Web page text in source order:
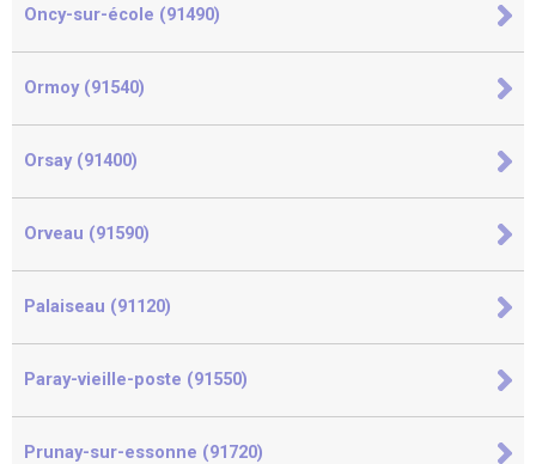
Oncy-sur-école (91490)
Ormoy (91540)
Orsay (91400)
Orveau (91590)
Palaiseau (91120)
Paray-vieille-poste (91550)
Prunay-sur-essonne (91720)